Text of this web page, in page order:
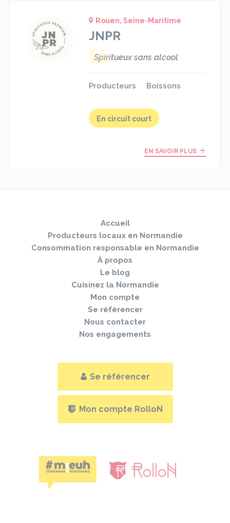
Rouen, Seine-Maritime
JNPR
Spiritueux sans alcool
Producteurs Boissons
En circuit court
EN SAVOIR PLUS
Accueil
Producteurs locaux en Normandie
Consommation responsable en Normandie
À propos
Le blog
Cuisinez la Normandie
Mon compte
Se référencer
Nous contacter
Nos engagements
Se référencer
Mon compte RolloN